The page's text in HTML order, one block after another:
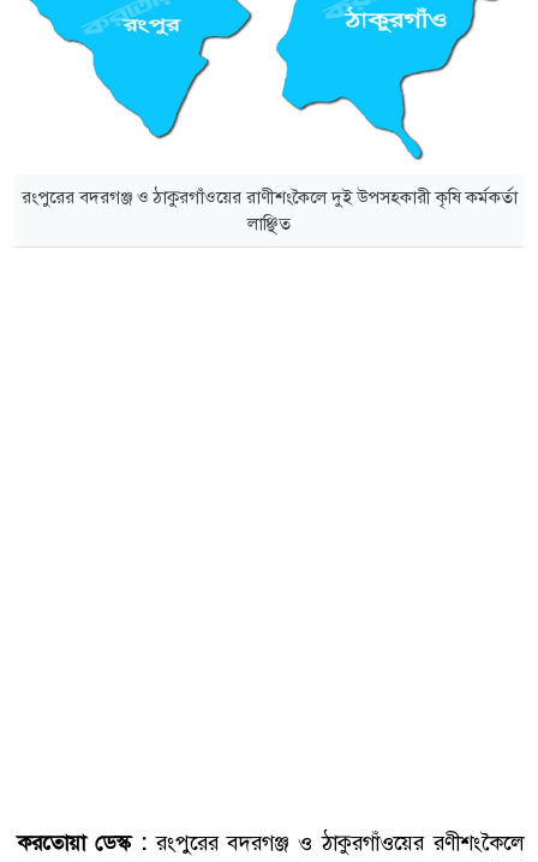
রংপুরের বদরগঞ্জ ও ঠাকুরগাঁওয়ের রাণীশংকৈলে দুই উপসহকারী কৃষি কর্মকর্তা
লাঞ্ছিত
করতোয়া ডেস্ক :রংপুরের বদরগঞ্জ ও ঠাকুরগাঁওয়ের রণীশংকৈলে